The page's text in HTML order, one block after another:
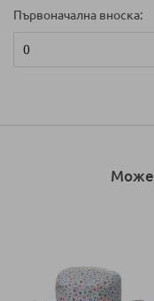
Първоначална вноска:
Може